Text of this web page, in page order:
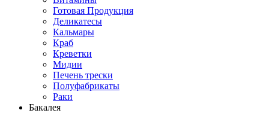
Готовая Продукция
Деликатесы
Кальмары
Краб
Креветки
Мидии
Печень трески
Полуфабрикаты
Раки
Бакалея